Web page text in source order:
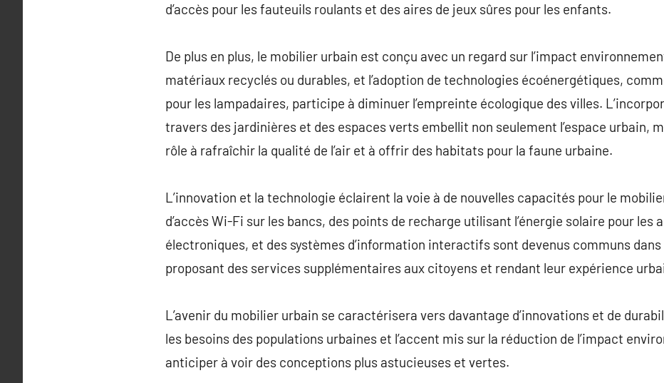
d’accès pour les fauteuils roulants et des aires de jeux sûres pour les enfants.
De plus en plus, le mobilier urbain est conçu avec un regard sur l’impact
matériaux recyclés ou durables, et l’adoption de technologies écoénergétiques,
pour les lampadaires, participe à diminuer l’empreinte écologique des villes.
travers des jardinières et des espaces verts embellit non seulement l’espace urbain,
rôle à rafraîchir la qualité de l’air et à offrir des habitats pour la faune urbaine.
L’innovation et la technologie éclairent la voie à de nouvelles capacités pour le
d’accès Wi-Fi sur les bancs, des points de recharge utilisant l’énergie solaire pour les
électroniques, et des systèmes d’information interactifs sont devenus communs
proposant des services supplémentaires aux citoyens et rendant leur expérience
L’avenir du mobilier urbain se caractérisera vers davantage d’innovations et de
les besoins des populations urbaines et l’accent mis sur la réduction de l’impact
anticiper à voir des conceptions plus astucieuses et vertes.